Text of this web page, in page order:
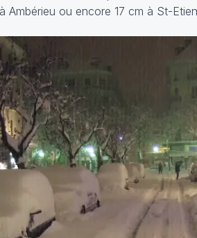
Ambérieu ou encore 17 cm à St-